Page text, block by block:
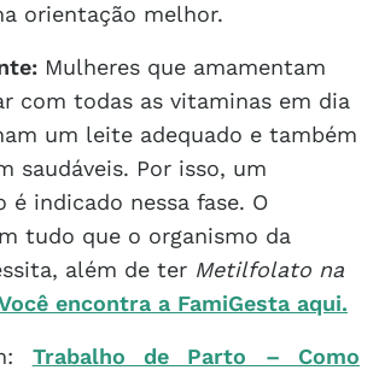
orientação melhor.
Mulheres que amamentam
com todas as vitaminas em dia
um leite adequado e também
saudáveis. Por isso, um
indicado nessa fase. O
tudo que o organismo da
além de ter Metilfolato na
encontra a FamiGesta aqui.
Trabalho de Parto – Como